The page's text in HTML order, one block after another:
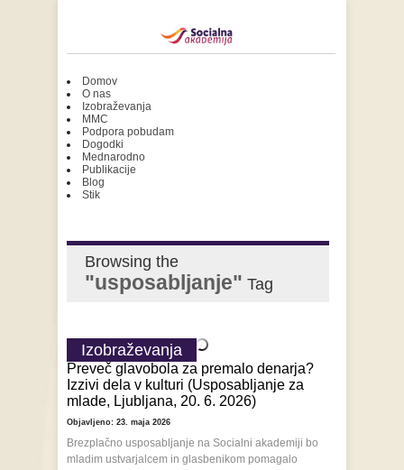
Domov
O nas
Izobraževanja
MMC
Podpora pobudam
Dogodki
Mednarodno
Publikacije
Blog
Stik
Browsing the
"usposabljanje" Tag
Izobraževanja
Preveč glavobola za premalo denarja?
Izzivi dela v kulturi (Usposabljanje za
mlade, Ljubljana, 20. 6. 2026)
Objavljeno: 23. maja 2026
Brezplačno usposabljanje na Socialni akademiji bo
mladim ustvarjalcem in glasbenikom pomagalo